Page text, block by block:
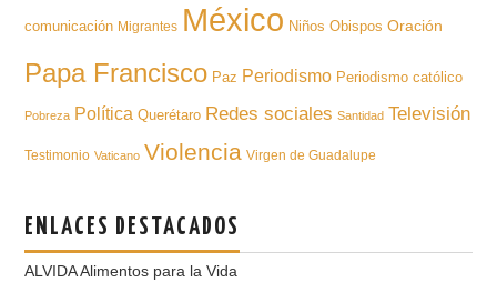
comunicación Migrantes México Niños Obispos Oración
Papa Francisco Paz Periodismo Periodismo católico
Pobreza Política Querétaro Redes sociales Santidad Televisión
Testimonio Vaticano Violencia Virgen de Guadalupe
ENLACES DESTACADOS
ALVIDA Alimentos para la Vida